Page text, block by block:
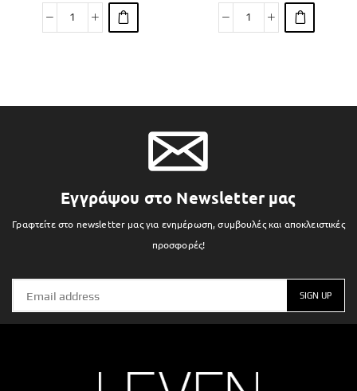
Εγγράψου στο Newsletter μας
Γραφτείτε στο newsletter μας για ενημέρωση, συμβουλές και αποκλειστικές
προσφορές!